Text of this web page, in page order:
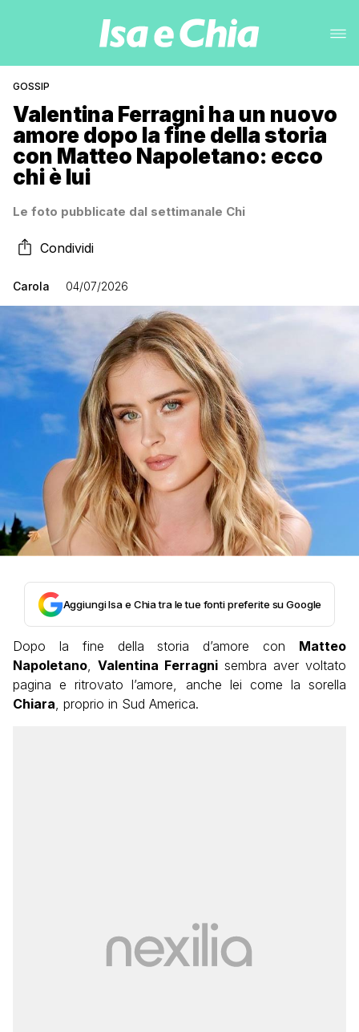
GOSSIP
Valentina Ferragni ha un nuovo
amore dopo la fine della storia
con Matteo Napoletano: ecco
chi è lui
Le foto pubblicate dal settimanale Chi
Condividi
Carola 04/07/2026
Aggiungi Isa e Chia tra le tue fonti preferite su Google
Dopo la fine della storia d’amore con Matteo
Napoletano
Valentina Ferragni sembra aver voltato
pagina e ritrovato l’amore, anche lei come la sorella
Chiara , proprio in Sud America.